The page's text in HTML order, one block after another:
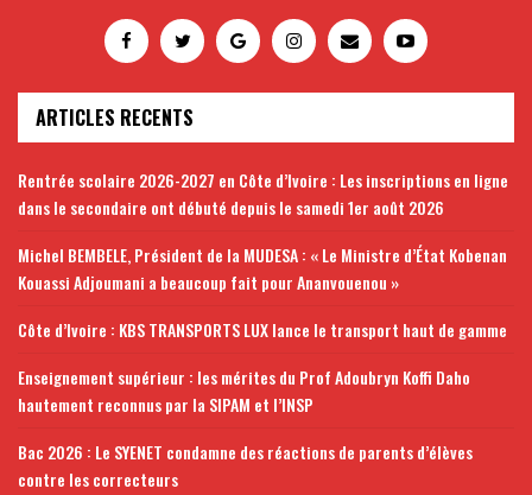
ARTICLES RECENTS
Rentrée scolaire 2026-2027 en Côte d’Ivoire : Les inscriptions en ligne
dans le secondaire ont débuté depuis le samedi 1er août 2026
Michel BEMBELE, Président de la MUDESA : « Le Ministre d’État Kobenan
Kouassi Adjoumani a beaucoup fait pour Ananvouenou »
Côte d’Ivoire : KBS TRANSPORTS LUX lance le transport haut de gamme
Enseignement supérieur : les mérites du Prof Adoubryn Koffi Daho
hautement reconnus par la SIPAM et l’INSP
Bac 2026 : Le SYENET condamne des réactions de parents d’élèves
contre les correcteurs